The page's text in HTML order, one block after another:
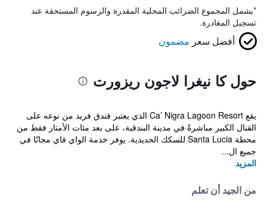
*يشمل المجموع الضرائب المحلية المقدرة والرسوم المستحقة عند
تسجيل المغادرة.
أفضل سعر مضمون
حول كا نيغرا لاجون ريزورت
يقع Ca’ Nigra Lagoon Resort الذي يعتبر فندق فريد من نوعه على
القنال الكبير مباشرةً في مدينة البندقية، على بعد مئات الأمتار فقط من
محطة Santa Lucia للسكك الحديدية. يوفر خدمة الواي فاي مجانًا في
جميع ال...
المزيد
من الجيد أن تعلم